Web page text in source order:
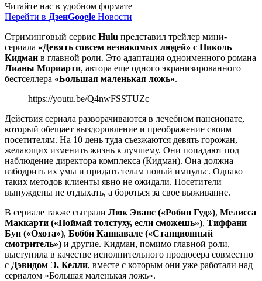
Читайте нас в удобном формате
Перейти в ДзенGoogle Новости
Стриминговый сервис Hulu представил трейлер мини-
сериала «Девять совсем незнакомых людей» с Николь
Кидман в главной роли. Это адаптация одноименного романа
Лианы Мориарти, автора еще одного экранизированного
бестселлера «Большая маленькая ложь».
https://youtu.be/Q4nwFSSTUZc
Действия сериала разворачиваются в лечебном пансионате,
который обещает выздоровление и преображение своим
посетителям. На 10 день туда съезжаются девять горожан,
желающих изменить жизнь к лучшему. Они попадают под
наблюдение директора комплекса (Кидман). Она должна
взбодрить их умы и придать телам новый импульс. Однако
таких методов клиенты явно не ожидали. Посетители
вынуждены не отдыхать, а бороться за свое выживание.
В сериале также сыграли Люк Эванс («Робин Гуд»), Мелисса
Маккарти («Поймай толстуху, если сможешь»), Тиффани
Бун («Охота»), Бобби Каннавале («Станционный
смотритель») и другие. Кидман, помимо главной роли,
выступила в качестве исполнительного продюсера совместно
с Дэвидом Э. Келли, вместе с которым они уже работали над
сериалом «Большая маленькая ложь».